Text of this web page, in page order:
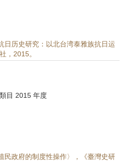
日历史研究：以北台湾泰雅族抗日运
，2015。
目 2015 年度
民政府的制度性操作〉，《臺灣史研